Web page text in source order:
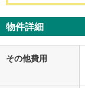
物件詳細
その他費用